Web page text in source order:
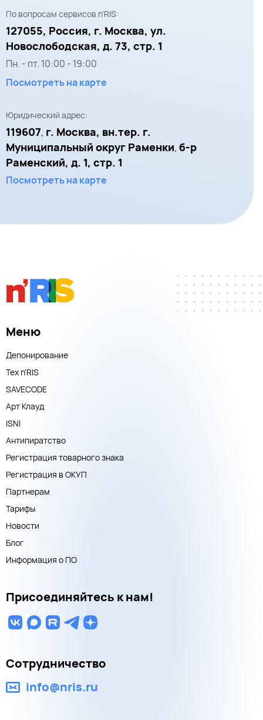
По вопросам сервисов n'RIS:
127055, Россия, г. Москва, ул.
Новослободская, д. 73, стр. 1
Пн. - пт. 10:00 - 19:00
Посмотреть на карте
Юридический адрес:
119607, г. Москва, вн.тер. г.
Муниципальный округ Раменки, б-р
Раменский, д. 1, стр. 1
Посмотреть на карте
Меню
Депонирование
Тех n'RIS
SAVECODE
Арт Клауд
ISNI
Антипиратство
Регистрация товарного знака
Регистрация в ОКУП
Партнерам
Тарифы
Новости
Блог
Информация о ПО
Присоединяйтесь к нам!
Сотрудничество
info@nris.ru